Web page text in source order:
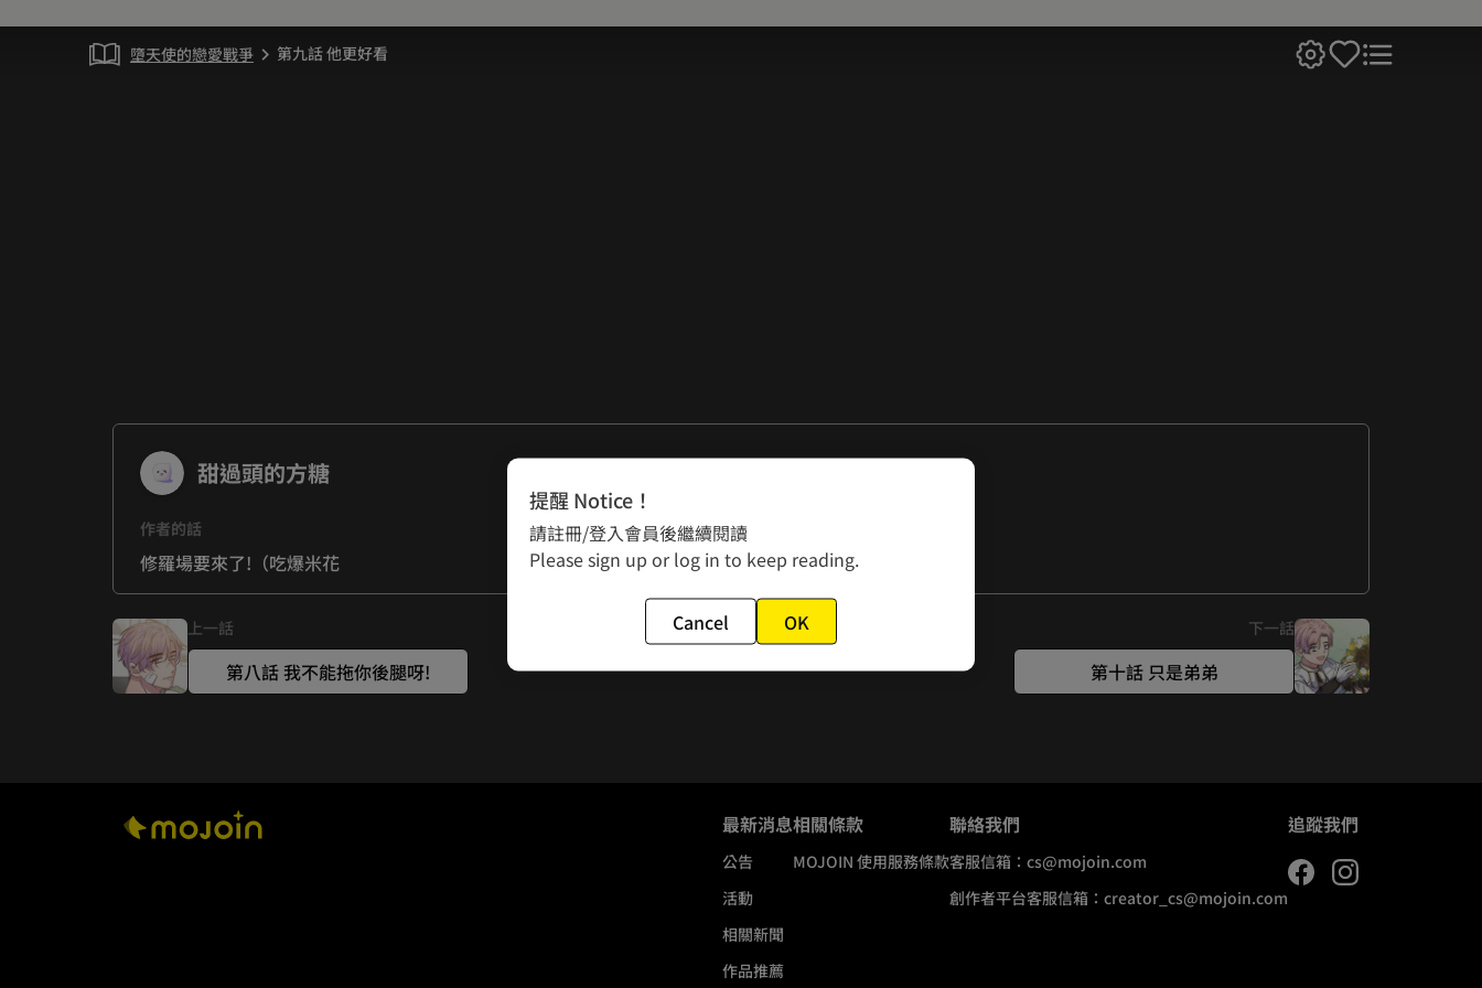
墮天使的戀愛戰爭 chevron_right 第九話 他更好看
甜過頭的方糖
作者的話
修羅場要來了!（吃爆米花
上一話
第八話 我不能拖你後腿呀!
下一話
第十話 只是弟弟
最新消息
公告
活動
相關新聞
作品推薦
相關條款
MOJOIN 使用服務條款
聯絡我們
客服信箱： cs@mojoin.com
創作者平台客服信箱： creator_cs@mojoin.com
追蹤我們
提醒 Notice！
請註冊/登入會員後繼續閱讀
Please sign up or log in to keep reading.
Cancel OK